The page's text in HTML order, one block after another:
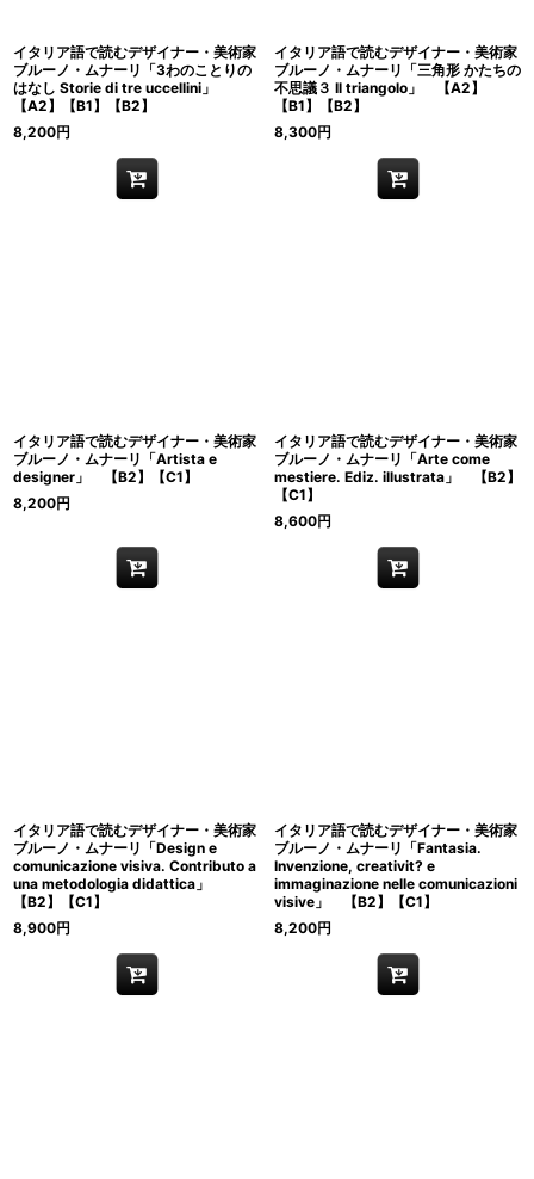
イタリア語で読むデザイナー・美術家
ブルーノ・ムナーリ「3わのことりの
はなし Storie di tre uccellini」
【A2】【B1】【B2】
8,200円
イタリア語で読むデザイナー・美術家
ブルーノ・ムナーリ「三角形 かたちの
不思議３ Il triangolo」 【A2】
【B1】【B2】
8,300円
イタリア語で読むデザイナー・美術家
ブルーノ・ムナーリ「Artista e
designer」 【B2】【C1】
8,200円
イタリア語で読むデザイナー・美術家
ブルーノ・ムナーリ「Arte come
mestiere. Ediz. illustrata」 【B2】
【C1】
8,600円
イタリア語で読むデザイナー・美術家
ブルーノ・ムナーリ「Design e
comunicazione visiva. Contributo a
una metodologia didattica」
【B2】【C1】
8,900円
イタリア語で読むデザイナー・美術家
ブルーノ・ムナーリ「Fantasia.
Invenzione, creativit? e
immaginazione nelle comunicazioni
visive」 【B2】【C1】
8,200円